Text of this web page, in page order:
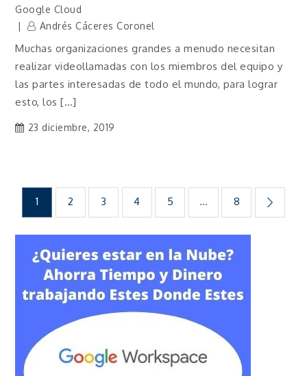
Google Cloud
Andrés Cáceres Coronel
Muchas organizaciones grandes a menudo necesitan
realizar videollamadas con los miembros del equipo y
las partes interesadas de todo el mundo, para lograr
esto, los […]
23 diciembre, 2019
Navegación
de
entradas
1 2 3 4 5 … 8